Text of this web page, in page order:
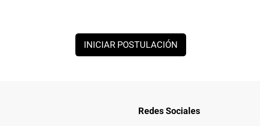
INICIAR POSTULACIÓN
Redes Sociales